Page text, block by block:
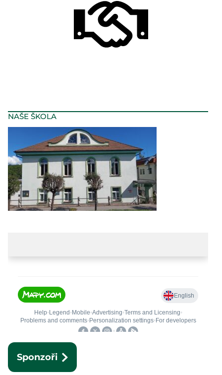
NAŠE ŠKOLA
Sponzoři